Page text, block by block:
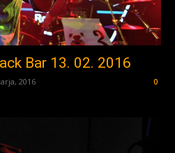
Bar 13. 02. 2016
2016 0